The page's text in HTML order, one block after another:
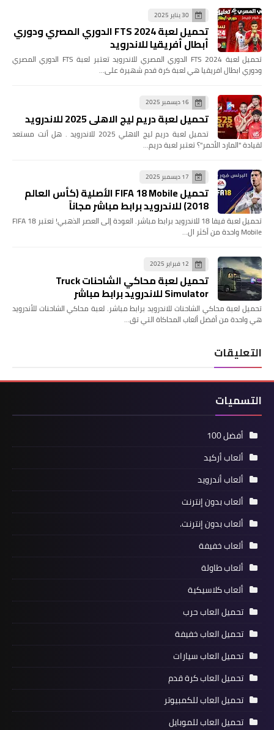
30 يناير 2025
تحميل لعبة FTS 2024 الدوري المصري ودوري
أبطال أفريقيا للاندرويد
تحميل لعبة FTS 2024 الدوري المصري للاندرويد تعتبر لعبة FTS الدوري المصري
ودوري ابطال افريقيا هي لعبة كرة قدم شهيرة على…
16 ديسمبر 2025
تحميل لعبة دريم ليج الاهلي 2025 للاندرويد
تحميل لعبة دريم ليج الاهلي 2025 للاندرويد . هل أنت مستعد
لقيادة "المارد الأحمر"؟ تعتبر لعبة دريم…
17 ديسمبر 2025
تحميل FIFA 18 Mobile الأصلية (كأس العالم
2018) للاندرويد برابط مباشر مجاناً
تحميل لعبة فيفا 18 للاندرويد برابط مباشر. العودة إلى العصر الذهبي! تعتبر FIFA 18
Mobile واحدة من أكثر ال…
12 فبراير 2025
تحميل لعبة محاكي الشاحنات Truck
Simulator للاندرويد برابط مباشر
تحميل لعبة محاكي الشاحنات للاندرويد برابط مباشر. لعبة محاكي الشاحنات للأندرويد
هي واحدة من أفضل ألعاب المحاكاة التي تق…
التعليقات
التسميات
أفضل 100
ألعاب أركيد
ألعاب أندرويد
ألعاب بدون إنترنت
ألعاب بدون إنترنت.
ألعاب خفيفة
ألعاب طاولة
ألعاب كلاسيكية
تحميل العاب حرب
تحميل العاب خفيفة
تحميل العاب سيارات
تحميل العاب كرة قدم
تحميل العاب للكمبيوتر
تحميل العاب للموبايل